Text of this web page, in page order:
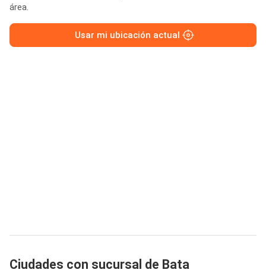
área.
Usar mi ubicación actual
Ciudades con sucursal de Bata